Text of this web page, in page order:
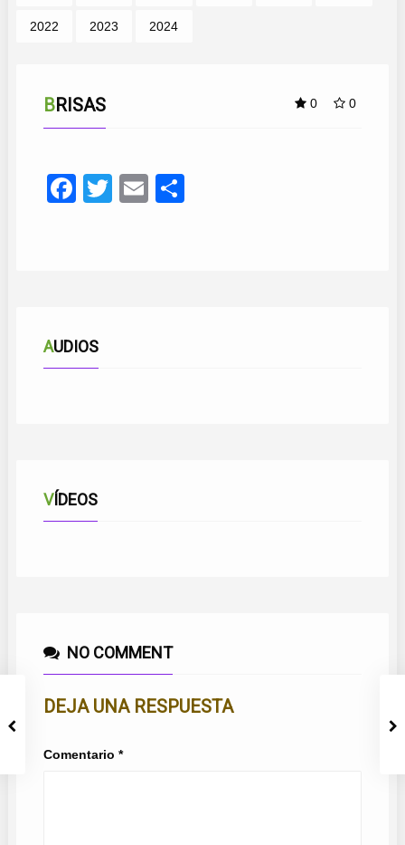
2022 2023 2024
0 0
BRISAS
Facebook
TwitterEmail
AUDIOSCARICIAS MALAGUEÑAS
VÍDEOSCARICIAS MALAGUEÑAS
NO COMMENT
DEJA UNA RESPUESTA
Comentario *